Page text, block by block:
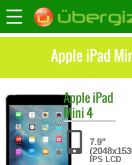
Apple iPad
AppleiPad
Mini 4
7.9"
IPS LCD